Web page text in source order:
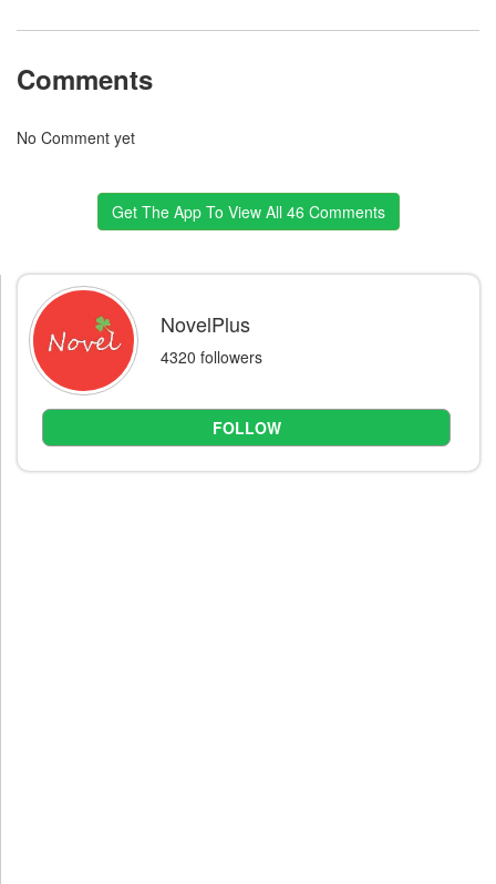
Comments
No Comment yet
Get The App To View All 46 Comments
NovelPlus
4320 followers
FOLLOW